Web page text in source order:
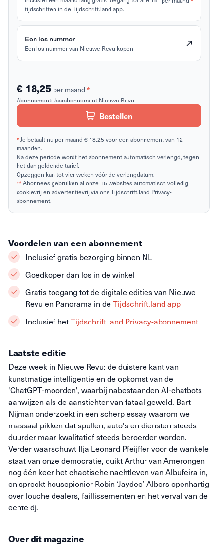
tijdschriften in de Tijdschrift.land app.
Een los nummer
Een los nummer van Nieuwe Revu kopen
€ 18,25 per maand *
Abonnement: Jaarabonnement Nieuwe Revu
Bestellen
*Je betaalt nu per maand € 18,25 voor een abonnement van 12
maanden.
Na deze periode wordt het abonnement automatisch verlengd, tegen
het dan geldende tarief.
Opzeggen kan tot vier weken vóór de verlengdatum.
**Abonnees gebruiken al onze 15 websites automatisch volledig
cookievrij en advertentievrij via ons Tijdschrift.land Privacy-
abonnement.
Laatste editie
Deze week in Nieuwe Revu: de duistere kant van
kunstmatige intelligentie en de opkomst van de
'ChatGPT-moorden', waarbij nabestaanden AI-chatbots
aanwijzen als de aanstichter van fataal geweld. Bart
Nijman onderzoekt in een scherp essay waarom we
massaal pikken dat spullen, auto's en diensten steeds
duurder maar kwalitatief steeds beroerder worden.
Verder waarschuwt Ilja Leonard Pfeijffer voor de wankele
staat van onze democratie, duikt Arthur van Amerongen
nog één keer het chaotische nachtleven van Albufeira in,
en spreekt housepionier Robin ‘Jaydee’ Albers openhartig
over louche dealers, faillissementen en het verval van de
echte dj.
Over dit magazine
Voordelen van een abonnement
Inclusief gratis bezorging binnen NL
Goedkoper dan los in de winkel
Gratis toegang tot de digitale edities van Nieuwe
Revu en Panorama in de Tijdschrift.land app
Inclusief hetTijdschrift.land Privacy-abonnement